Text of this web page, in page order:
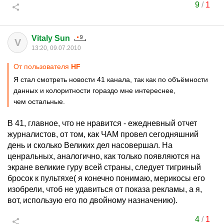
9/ 1
V Vitaly Sun
13:20, 09.07.2010
От пользователя HF
Я стал смотреть новости 41 канала, так как по объёмности
данных и колоритности гораздо мне интереснее,
чем остальные.
В 41, главное, что не нравится - ежедневный отчет
журналистов, от том, как ЧАМ провел сегодняшний
день и сколько Великих дел насовершал. На
ценральных, аналогично, как только появляются на
экране великие гуру всей страны, следует тигриный
бросок к пультяхе( я конечно понимаю, мерикосы его
изобрели, чтоб не удавиться от показа рекламы, а я,
вот, использую его по двойному назначению).
4/ 1